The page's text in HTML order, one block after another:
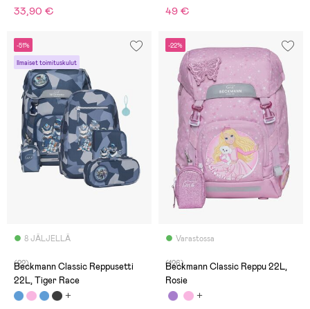
33,90 € 49 €
-51%
Ilmaiset toimituskulut
8 JÄLJELLÄ
(22)
Beckmann Classic Reppusetti
22L, Tiger Race
-22%
Varastossa
(126)
Beckmann Classic Reppu 22L,
Rosie